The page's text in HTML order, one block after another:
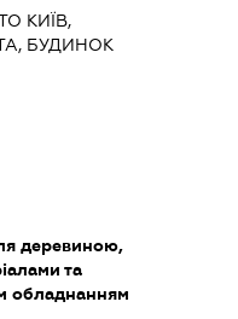
КИЇВ,
БУДИНОК
деревиною,
та
обладнанням